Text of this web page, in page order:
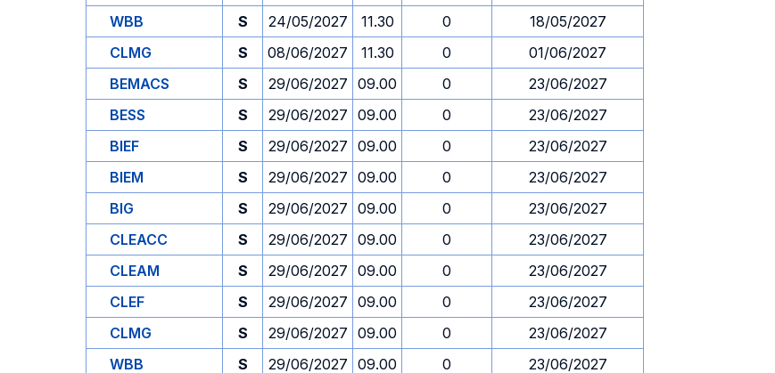
WBB
S 24/05/2027 11.30 0
18/05/2027
CLMG
S 08/06/2027 11.30 0
01/06/2027
BEMACS
S 29/06/2027 09.00 0
23/06/2027
BESS
S 29/06/2027 09.00 0
23/06/2027
BIEF
S 29/06/2027 09.00 0
23/06/2027
BIEM
S 29/06/2027 09.00 0
23/06/2027
BIG
S 29/06/2027 09.00 0
23/06/2027
CLEACC
S 29/06/2027 09.00 0
23/06/2027
CLEAM
S 29/06/2027 09.00 0
23/06/2027
CLEF
S 29/06/2027 09.00 0
23/06/2027
CLMG
S 29/06/2027 09.00 0
23/06/2027
WBB
S 29/06/2027 09.00 0
23/06/2027